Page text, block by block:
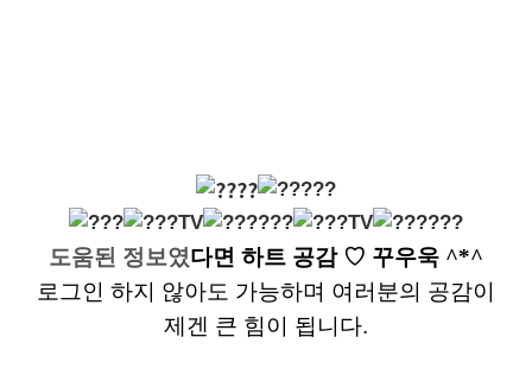
도움된 정보였다면 하트 공감 ♡ 꾸우욱 ^*^
로그인 하지 않아도 가능하며 여러분의 공감이
제겐 큰 힘이 됩니다.